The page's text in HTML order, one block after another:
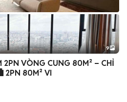
+2
9
2PN VÒNG CUNG 80M² – CHỈ
THÁNG! Hoặc: 🏙️ 2PN 80M² VI